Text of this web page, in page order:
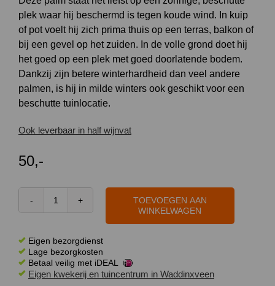
plek waar hij beschermd is tegen koude wind. In kuip
of pot voelt hij zich prima thuis op een terras, balkon of
bij een gevel op het zuiden. In de volle grond doet hij
het goed op een plek met goed doorlatende bodem.
Dankzij zijn betere winterhardheid dan veel andere
palmen, is hij in milde winters ook geschikt voor een
beschutte tuinlocatie.
Ook leverbaar in half wijnvat
50,-
Chamaerops
(Europese
dwergpalm)
60
cm
TOEVOEGEN AAN
WINKELWAGEN
Eigen bezorgdienst
Lage bezorgkosten
Betaal veilig met iDEAL
Eigen kwekerij en tuincentrum in Waddinxveen